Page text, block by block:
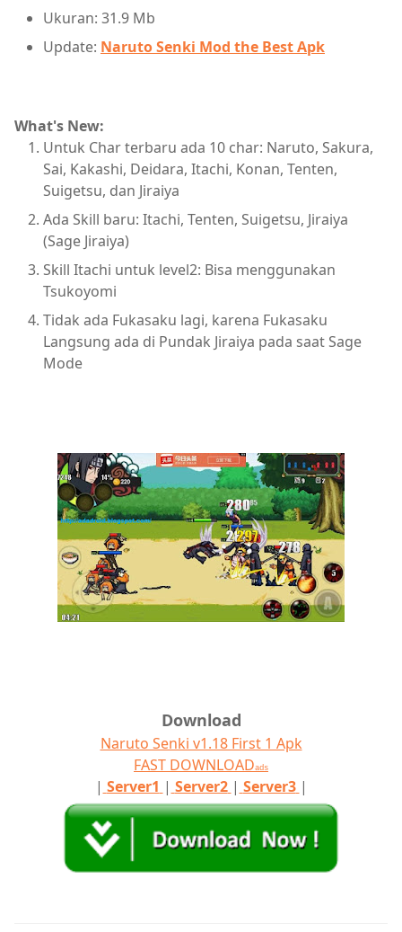
Ukuran: 31.9 Mb
Update: Naruto Senki Mod the Best Apk
What's New:
Untuk Char terbaru ada 10 char: Naruto, Sakura,
Sai, Kakashi, Deidara, Itachi, Konan, Tenten,
Suigetsu, dan Jiraiya
Ada Skill baru: Itachi, Tenten, Suigetsu, Jiraiya
(Sage Jiraiya)
Skill Itachi untuk level2: Bisa menggunakan
Tsukoyomi
Tidak ada Fukasaku lagi, karena Fukasaku
Langsung ada di Pundak Jiraiya pada saat Sage
Mode
Download
Naruto Senki v1.18 First 1 Apk
FAST DOWNLOADads
| Server1 | Server2 | Server3 |